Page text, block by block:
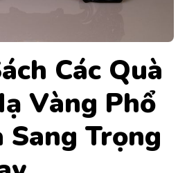
Các Quà
Vàng Phổ
Sang Trọng